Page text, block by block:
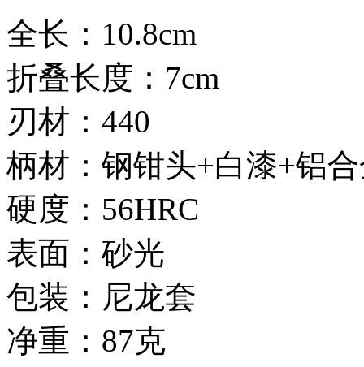
全长：10.8cm
折叠长度：7cm
刃材：440
柄材：钢钳头+白漆+铝
硬度：56HRC
表面：砂光
包装：尼龙套
净重：87克